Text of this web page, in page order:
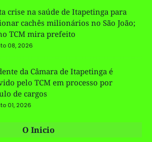
crise na saúde de Itapetinga para
cachês milionários no São João;
TCM mira prefeito
08, 2026
da Câmara de Itapetinga é
pelo TCM em processo por
de cargos
01, 2026
O Inicio